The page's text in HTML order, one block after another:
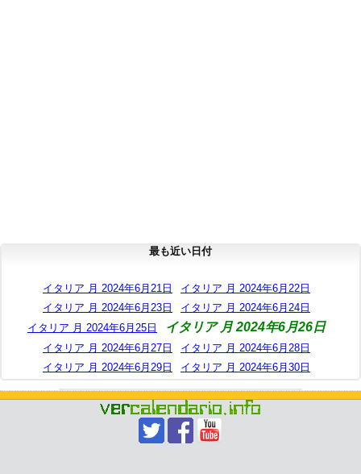
最も近い日付
イタリア 月 2024年6月21日
イタリア 月 2024年6月22日
イタリア 月 2024年6月23日
イタリア 月 2024年6月24日
イタリア 月 2024年6月25日
イタリア 月 2024年6月26日
イタリア 月 2024年6月27日
イタリア 月 2024年6月28日
イタリア 月 2024年6月29日
イタリア 月 2024年6月30日